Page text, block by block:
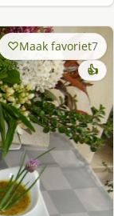
Maak favoriet7
👍